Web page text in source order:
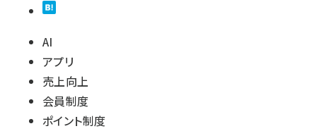
AI
アプリ
売上向上
会員制度
ポイント制度